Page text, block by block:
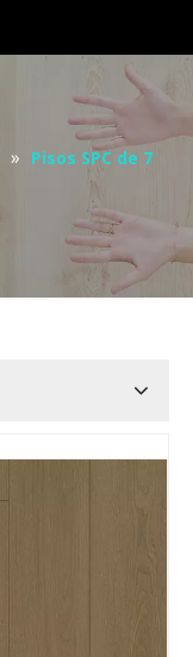
» Pisos SPC de 7